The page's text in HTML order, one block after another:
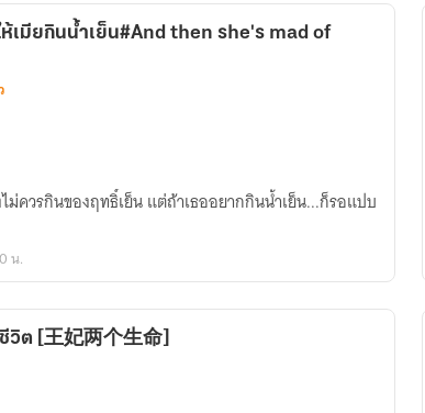
ห้เมียกินน้ำเย็น#And then she's mad of
ม่ควรกินของฤทธิ์เย็น แต่ถ้าเธออยากกินน้ำเย็น...ก็รอแปบ
น.
วิต [王妃两个生命]